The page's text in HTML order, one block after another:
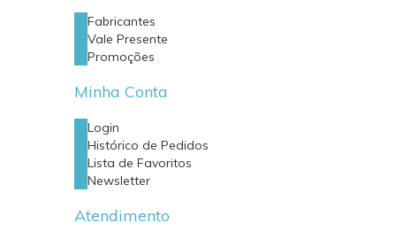
Fabricantes
Vale Presente
Promoções
Minha Conta
Login
Histórico de Pedidos
Lista de Favoritos
Newsletter
Atendimento